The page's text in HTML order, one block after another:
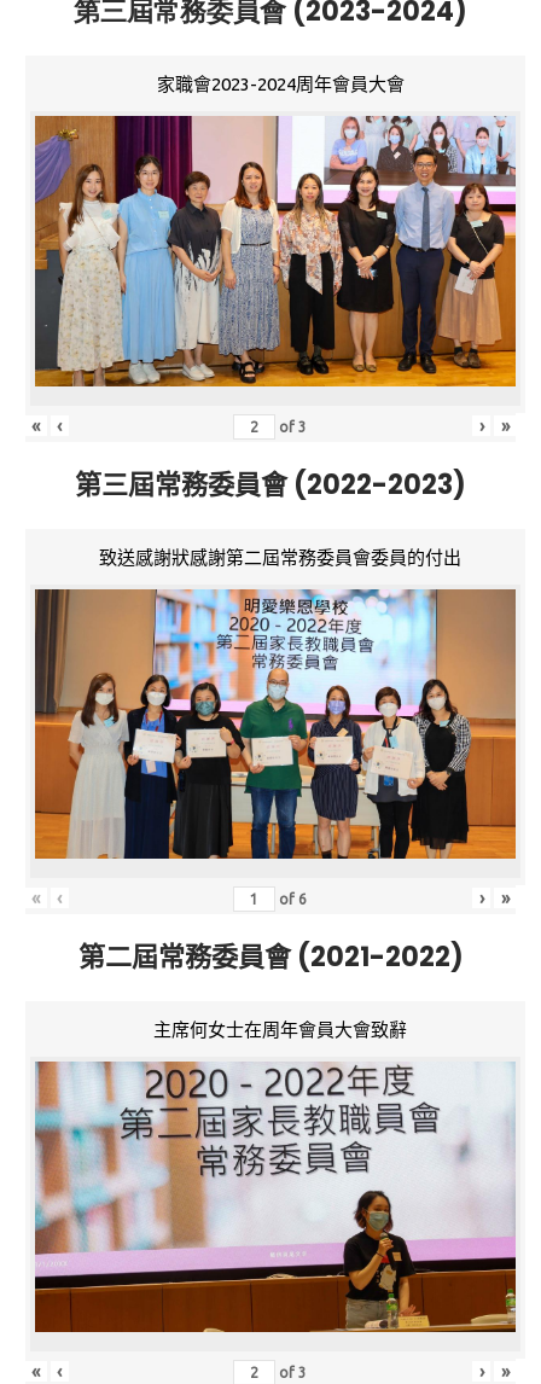
第三屆常務委員會 (2023-2024)
家職會2023-2024周年會員大會
« ‹ of3 › »
第三屆常務委員會 (2022-2023)
致送感謝狀感謝第二屆常務委員會委員的付出
« ‹ of 6 › »
第二屆常務委員會 (2021-2022)
主席何女士在周年會員大會致辭
« ‹ of3 › »